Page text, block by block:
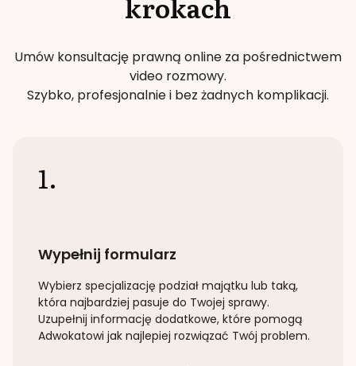
Umów konsultację prawną online za pośrednictwem
video rozmowy.
Szybko, profesjonalnie i bez żadnych komplikacji.
1.
Wypełnij formularz
Wybierz specjalizację podział majątku lub taką,
która najbardziej pasuje do Twojej sprawy.
Uzupełnij informację dodatkowe, które pomogą
Adwokatowi jak najlepiej rozwiązać Twój problem.